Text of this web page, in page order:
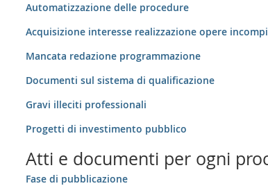
Automatizzazione delle procedure
Acquisizione interesse realizzazione opere
Mancata redazione programmazione
Documenti sul sistema di qualificazione
Gravi illeciti professionali
Progetti di investimento pubblico
Atti e documenti per ogni
Fase di pubblicazione